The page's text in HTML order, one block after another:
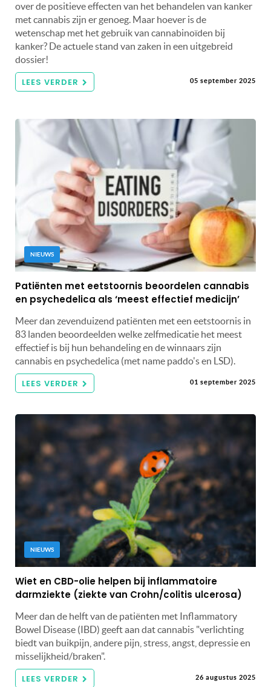
over de positieve effecten van het behandelen van kanker
met cannabis zijn er genoeg. Maar hoever is de
wetenschap met het gebruik van cannabinoïden bij
kanker? De actuele stand van zaken in een uitgebreid
dossier!
LEES VERDER 05 september 2025
NIEUWS
Patiënten met eetstoornis beoordelen cannabis
en psychedelica als ‘meest effectief medicijn’
Meer dan zevenduizend patiënten met een eetstoornis in
83 landen beoordeelden welke zelfmedicatie het meest
effectief is bij hun behandeling en de winnaars zijn
cannabis en psychedelica (met name paddo's en LSD).
LEES VERDER 01 september 2025
NIEUWS
Wiet en CBD-olie helpen bij inflammatoire
darmziekte (ziekte van Crohn/colitis ulcerosa)
Meer dan de helft van de patiënten met Inflammatory
Bowel Disease (IBD) geeft aan dat cannabis "verlichting
biedt van buikpijn, andere pijn, stress, angst, depressie en
misselijkheid/braken".
LEES VERDER 26 augustus 2025